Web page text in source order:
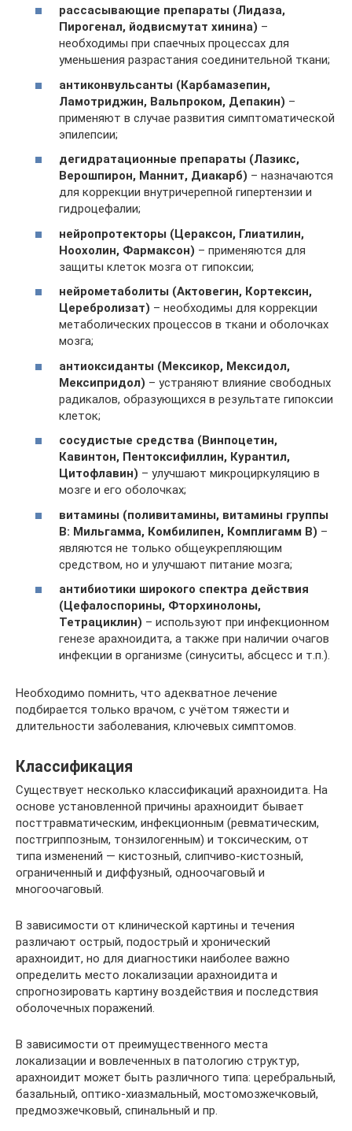
рассасывающие препараты (Лидаза,
Пирогенал, йодвисмутат хинина) –
необходимы при спаечных процессах для
уменьшения разрастания соединительной ткани;
антиконвульсанты (Карбамазепин,
Ламотриджин, Вальпроком, Депакин) –
применяют в случае развития симптоматической
эпилепсии;
дегидратационные препараты (Лазикс,
Верошпирон, Маннит, Диакарб) – назначаются
для коррекции внутричерепной гипертензии и
гидроцефалии;
нейропротекторы (Цераксон, Глиатилин,
Ноохолин, Фармаксон) – применяются для
защиты клеток мозга от гипоксии;
нейрометаболиты (Актовегин, Кортексин,
Церебролизат) – необходимы для коррекции
метаболических процессов в ткани и оболочках
мозга;
антиоксиданты (Мексикор, Мексидол,
Мексипридол) – устраняют влияние свободных
радикалов, образующихся в результате гипоксии
клеток;
сосудистые средства (Винпоцетин,
Кавинтон, Пентоксифиллин, Курантил,
Цитофлавин) – улучшают микроциркуляцию в
мозге и его оболочках;
витамины (поливитамины, витамины группы
В: Мильгамма, Комбилипен, Комплигамм В) –
являются не только общеукрепляющим
средством, но и улучшают питание мозга;
антибиотики широкого спектра действия
(Цефалоспорины, Фторхинолоны,
Тетрациклин) – используют при инфекционном
генезе арахноидита, а также при наличии очагов
инфекции в организме (синуситы, абсцесс и т.п.).
Необходимо помнить, что адекватное лечение
подбирается только врачом, с учётом тяжести и
длительности заболевания, ключевых симптомов.
Классификация
Существует несколько классификаций арахноидита. На
основе установленной причины арахноидит бывает
посттравматическим, инфекционным (ревматическим,
постгриппозным, тонзилогенным) и токсическим, от
типа изменений — кистозный, слипчиво-кистозный,
ограниченный и диффузный, одноочаговый и
многоочаговый.
В зависимости от клинической картины и течения
различают острый, подострый и хронический
арахноидит, но для диагностики наиболее важно
определить место локализации арахноидита и
спрогнозировать картину воздействия и последствия
оболочечных поражений.
В зависимости от преимущественного места
локализации и вовлеченных в патологию структур,
арахноидит может быть различного типа: церебральный,
базальный, оптико-хиазмальный, мостомозжечковый,
предмозжечковый, спинальный и пр.